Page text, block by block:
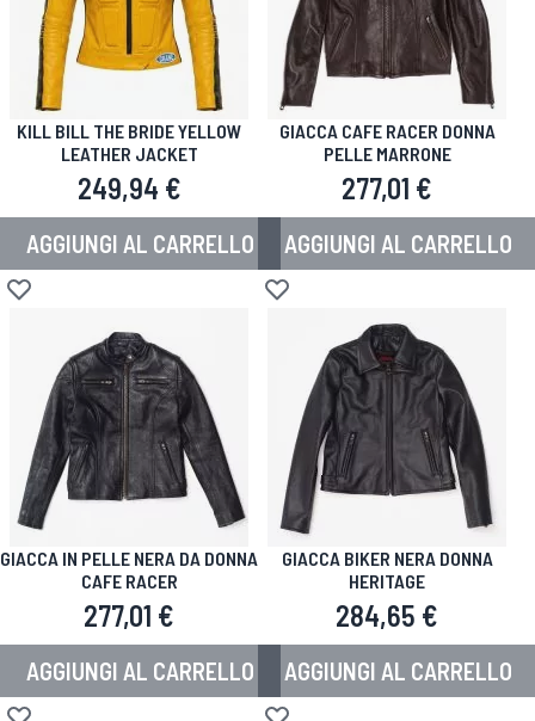
KILL BILL THE BRIDE YELLOW
LEATHER JACKET
249,94 €
AGGIUNGI AL CARRELLO
Aggiungi alla lista desideri
GIACCA CAFE RACER DONNA
PELLE MARRONE
277,01 €
AGGIUNGI AL CARRELLO
Aggiungi alla lista desideri
GIACCA IN PELLE NERA DA DONNA
CAFE RACER
277,01 €
AGGIUNGI AL CARRELLO
GIACCA BIKER NERA DONNA
HERITAGE
284,65 €
AGGIUNGI AL CARRELLO